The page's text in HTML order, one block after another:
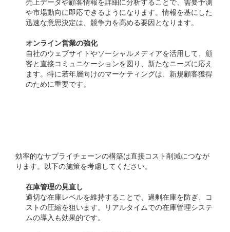
や市場動向に即応できるようになります。情報を基にした
迅速な意思決定は、競争力を高める要因となります。
オンライン営業の強化
自社のウェブサイトやソーシャルメディアを活用して、顧
客と直接コミュニケーションを図り、新たなニーズに応え
ます。特に若年層向けのマーケティングは、新規顧客獲得
のために重要です。
効率的なサプライチェーンの構築は直接コスト削減につなが
ります。以下の施策を考慮してください。
在庫管理の見直し
適切な在庫レベルを維持することで、過剰在庫を防ぎ、コ
ストの圧縮を狙います。リアルタイムでの在庫管理システ
ムの導入も効果的です。